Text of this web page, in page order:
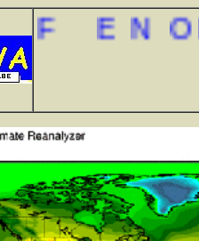
F E N Ô